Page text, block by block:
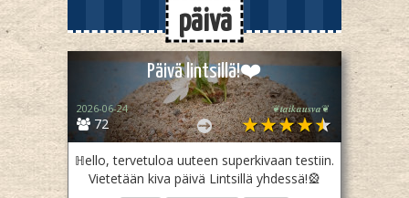
päivä
Päivä lintsillä!❤️
72
2026-06-24 ❦︎𝒕𝒂𝒊𝒌𝒂𝒖𝒔𝒗𝒂❦︎
ℍello, tervetuloa uuteen superkivaan testiin.
Vietetään kiva päivä Lintsillä yhdessä!🎡